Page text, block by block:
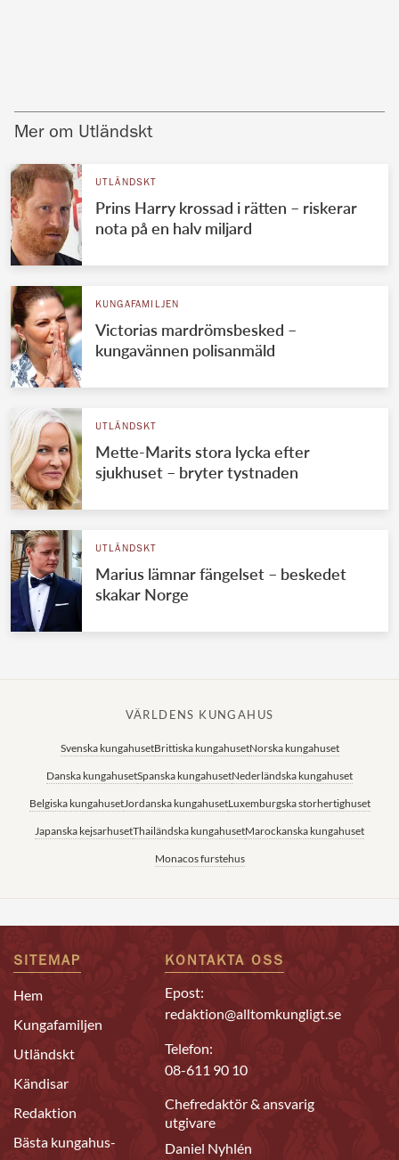
Mer om Utländskt
UTLÄNDSKT
Prins Harry krossad i rätten – riskerar
nota på en halv miljard
KUNGAFAMILJEN
Victorias mardrömsbesked –
kungavännen polisanmäld
UTLÄNDSKT
Mette-Marits stora lycka efter
sjukhuset – bryter tystnaden
UTLÄNDSKT
Marius lämnar fängelset – beskedet
skakar Norge
VÄRLDENS KUNGAHUS
Svenska kungahusetBrittiska kungahusetNorska kungahuset
Danska kungahusetSpanska kungahusetNederländska kungahuset
Belgiska kungahusetJordanska kungahusetLuxemburgska storhertighuset
Japanska kejsarhusetThailändska kungahusetMarockanska kungahuset
Monacos furstehus
SITEMAP
Hem
Kungafamiljen
Utländskt
Kändisar
Redaktion
Bästa kungahus-
KONTAKTA OSS
Epost:
redaktion@alltomkungligt.se
Telefon:
08-611 90 10
Chefredaktör & ansvarig
utgivare
Daniel Nyhlén